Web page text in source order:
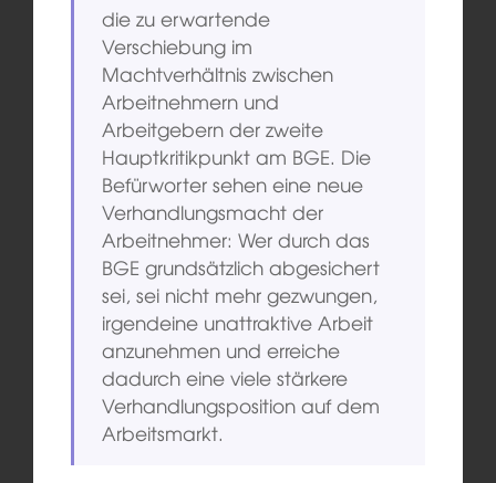
die zu erwartende
Verschiebung im
Machtverhältnis zwischen
Arbeitnehmern und
Arbeitgebern der zweite
Hauptkritikpunkt am BGE. Die
Befürworter sehen eine neue
Verhandlungsmacht der
Arbeitnehmer: Wer durch das
BGE grundsätzlich abgesichert
sei, sei nicht mehr gezwungen,
irgendeine unattraktive Arbeit
anzunehmen und erreiche
dadurch eine viele stärkere
Verhandlungsposition auf dem
Arbeitsmarkt.